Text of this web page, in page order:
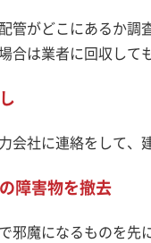
管がどこにあるか
は業者に回収して
会社に連絡をして、
障害物を撤去
邪魔になるものを先